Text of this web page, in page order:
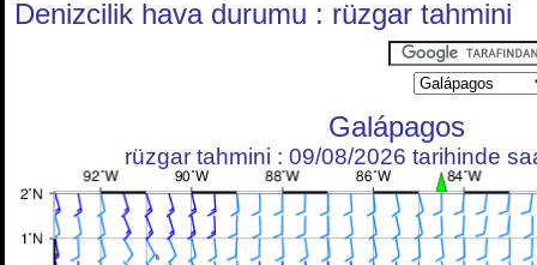
Denizcilik hava durumu : rüzgar tahmini
Galápagos
rüzgar tahmini : 09/08/2026 tarihinde